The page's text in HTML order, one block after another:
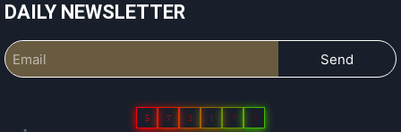
DAILY NEWSLETTER
Send
5 7 3 1 7 9